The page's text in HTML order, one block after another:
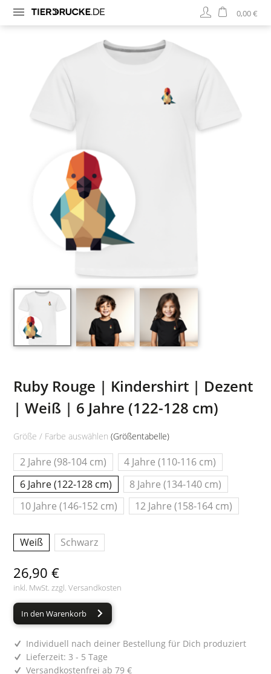
0,00 €
Ruby Rouge | Kindershirt | Dezent
| Weiß | 6 Jahre (122-128 cm)
Größe / Farbe auswählen(Größentabelle)
2 Jahre (98-104 cm)
4 Jahre (110-116 cm)
6 Jahre (122-128 cm)
8 Jahre (134-140 cm)
10 Jahre (146-152 cm)
12 Jahre (158-164 cm)
Weiß Schwarz
26,90 €
inkl. MwSt. zzgl.Versandkosten
In den Warenkorb
Individuell nach deiner Bestellung für Dich produziert
Lieferzeit: 3 - 5 Tage
Versandkostenfrei ab 79 €